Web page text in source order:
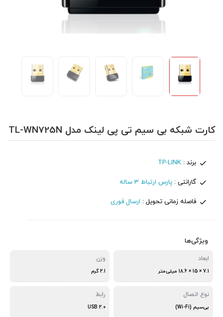
کارت شبکه بی سیم تی پی لینک مدل TL-WN725N
برند :TP-LINK
گارانتی :پارس ارتباط 3 ساله
فاصله زمانی تحویل : ارسال فوری
ویژگی‌ها
ابعاد
7.1 × 15 × 18.6 میلی‌متر
وزن
2.1 گرم
نوع اتصال
بی‌سیم (Wi-Fi)
رابط
USB 2.0